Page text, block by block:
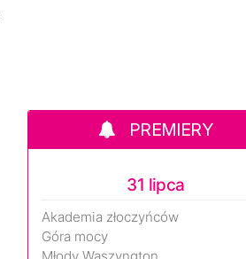
PREMIERY
31 lipca
Akademia złoczyńców
Góra mocy
Młody Waszyngton